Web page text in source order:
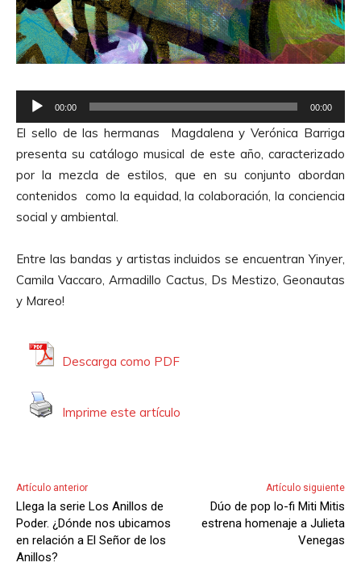
e
p
r
o
d
u
t
o
r
00:00 00:00
El sello de las hermanas Magdalena y Verónica Barriga
presenta su catálogo musical de este año, caracterizado
por la mezcla de estilos, que en su conjunto abordan
contenidos como la equidad, la colaboración, la conciencia
social y ambiental.
Entre las bandas y artistas incluidos se encuentran Yinyer,
Camila Vaccaro, Armadillo Cactus, Ds Mestizo, Geonautas
y Mareo!
Descarga como PDF
Imprime este artículo
Artículo anterior
Llega la serie Los Anillos de
Poder. ¿Dónde nos ubicamos
en relación a El Señor de los
Anillos?
Artículo siguiente
Dúo de pop lo-fi Miti Mitis
estrena homenaje a Julieta
Venegas